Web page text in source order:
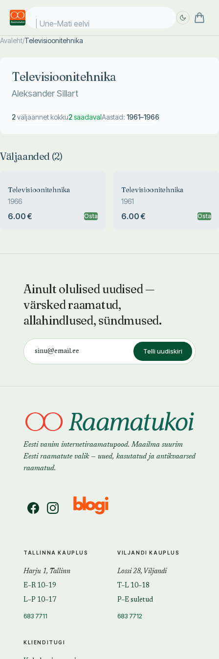
Une-Mati eelvii
Avaleht/Televisioonitehnika
Televisioonitehnika
Aleksander Sillart
2väljaannet kokku2saadavalAastad: 1961–1966
Väljaanded (2)
Televisioonitehnika
1966
6.00 € Osta
Televisioonitehnika
1961
6.00 € Osta
Ainult olulised uudised —
värsked raamatud,
allahindlused, sündmused.
Telli uudiskiri
Eesti vanim internetiraamatupood. Maailma suurim
Eesti raamatute valik — uued, kasutatud ja antikvaarsed
raamatud.
KLIENDITUGI
TALLINNA KAUPLUS
Harju 1, Tallinn
E–R 10–19
L–P 10–17
683 7711
VILJANDI KAUPLUS
Lossi 28, Viljandi
T–L 10–18
P–E suletud
683 7712